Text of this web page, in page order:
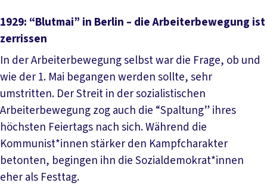
1929: “Blutmai” in Berlin – die Arbeiterbewegung ist
zerrissen
In der Arbeiterbewegung selbst war die Frage, ob und
wie der 1. Mai begangen werden sollte, sehr
umstritten. Der Streit in der sozialistischen
Arbeiterbewegung zog auch die “Spaltung” ihres
höchsten Feiertags nach sich. Während die
Kommunist*innen stärker den Kampfcharakter
betonten, begingen ihn die Sozialdemokrat*innen
eher als Festtag.